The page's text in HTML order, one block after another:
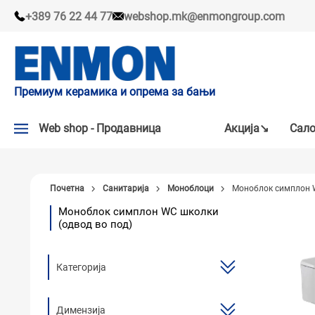
+389 76 22 44 77 webshop.mk@enmongroup.com
Премиум керамика и опрема за бањи
Web shop - Продавница
НАШИ ПРЕПОРАКИ
ПЛОЧКИ
САНИТАРИЈА
Акцијa↘
Почетна Санитарија Моноблоци Моноблок симплон
Моноблок симплон WC школки
(одвод во под)
Категорија
Димензија